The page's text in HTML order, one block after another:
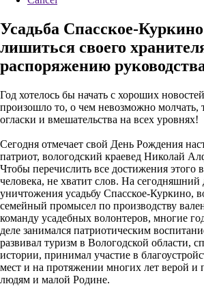
Усадьба Спасское-
лишиться своего
распоряжению
Год хотелось бы начать с хороших
произошло то, о чем невозможно молчать,
огласки и вмешательства на всех уровнях!
Сегодня отмечает свой День Рождения
патриот, вологодский краевед Николай
Чтобы перечислить все достижения этого
человека, не хватит слов. На сегодняшний
уничтожения усадьбу Спасское-Куркино,
семейный промысел по производству
команду усадебных волонтеров, многие
деле занимался патриотическим
развивал туризм в Вологодской области,
истории, принимал участие в
мест и на протяжении многих лет верой и
людям и малой Родине.